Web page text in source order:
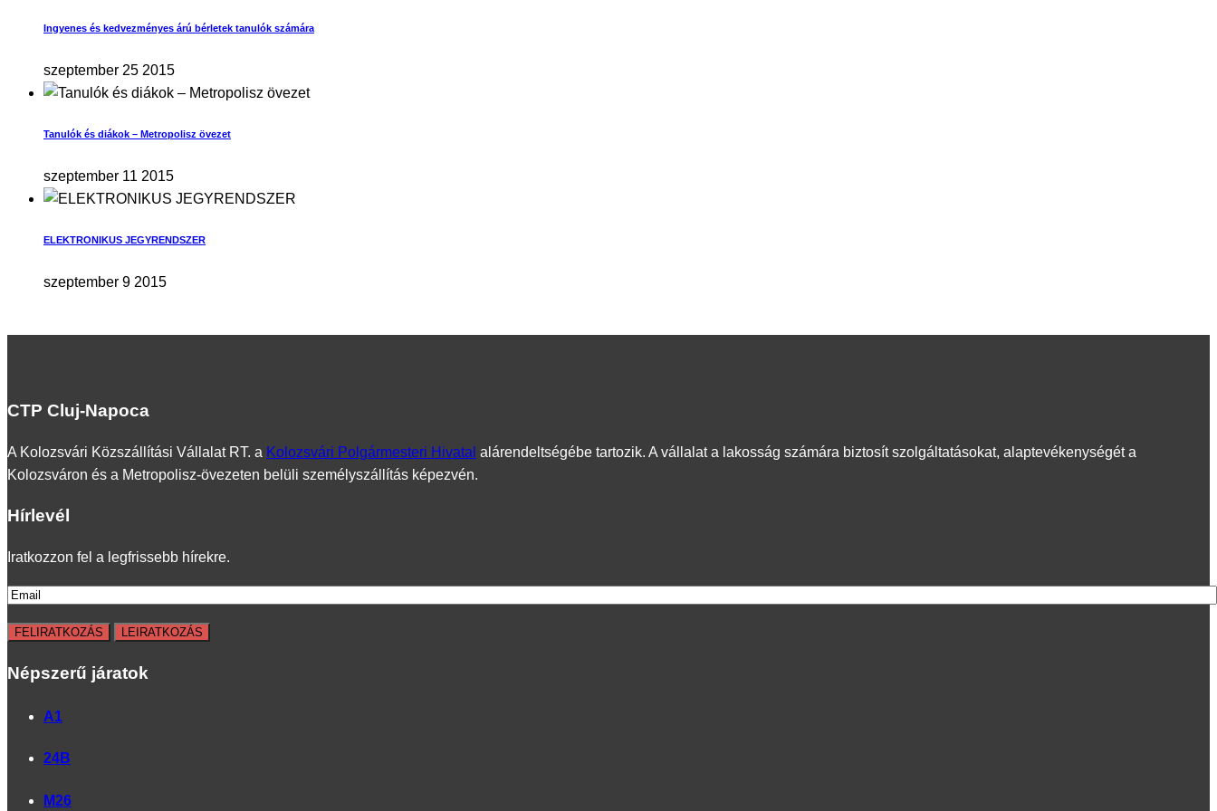
Ingyenes és kedvezményes árú bérletek tanulók számára
szeptember 25 2015
Tanulók és diákok – Metropolisz övezet
szeptember 11 2015
ELEKTRONIKUS JEGYRENDSZER
szeptember 9 2015
CTP Cluj-Napoca
A Kolozsvári Közszállítási Vállalat RT. a Kolozsvári Polgármesteri Hivatal alárendeltségébe tartozik. A vállalat a lakosság számára biztosít szolgáltatásokat, alaptevékenységét a
Kolozsváron és a Metropolisz-övezeten belüli személyszállítás képezvén.
Hírlevél
Iratkozzon fel a legfrissebb hírekre.
Népszerű járatok
A1
24B
M26